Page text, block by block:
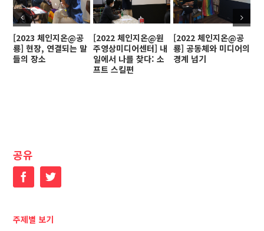
[2023 체인지온@공
룡] 현장, 연결되는 말
들의 장소
[2022 체인지온@원
주영상미디어센터] 내
일에서 나를 찾다: 소
프트 스킬편
[2022 체인지온@공
룡] 공동체와 미디어의
경계 넘기
공유
FacebookTwitter
주제별 보기